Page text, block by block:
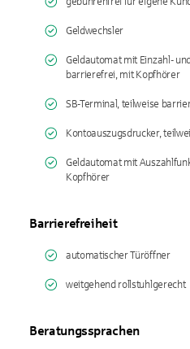
Geldwechsler
Geldautomat mit Einzahl-
barrierefrei, mit Kopfhörer
SB-Terminal, teilweise
Kontoauszugsdrucker,
Geldautomat mit
Kopfhörer
Barrierefreiheit
automatischer Türöffner
weitgehend rollstuhlgerecht
Beratungssprachen